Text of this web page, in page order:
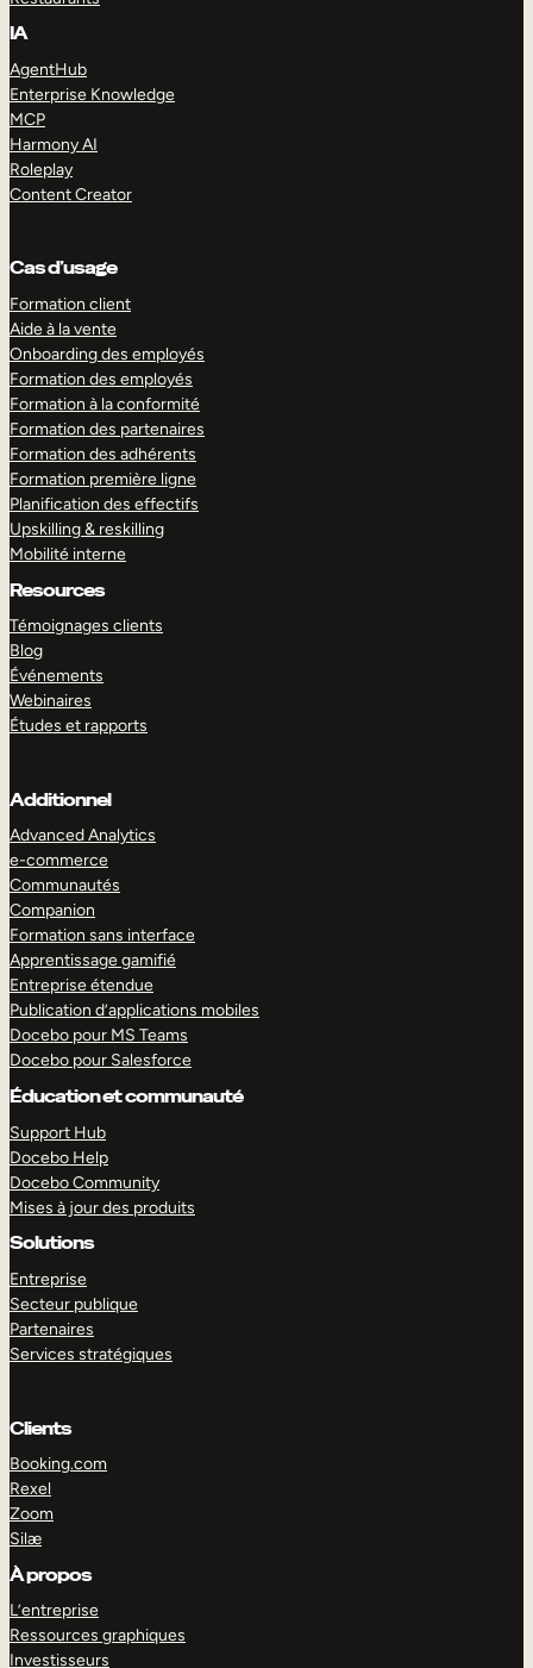
IA
AgentHub
Enterprise Knowledge
MCP
Harmony AI
Roleplay
Content Creator
Cas d’usage
Formation client
Aide à la vente
Onboarding des employés
Formation des employés
Formation à la conformité
Formation des partenaires
Formation des adhérents
Formation première ligne
Planification des effectifs
Upskilling & reskilling
Mobilité interne
Resources
Témoignages clients
Blog
Événements
Webinaires
Études et rapports
Additionnel
Advanced Analytics
e-commerce
Communautés
Companion
Formation sans interface
Apprentissage gamifié
Entreprise étendue
Publication d’applications mobiles
Docebo pour MS Teams
Docebo pour Salesforce
Éducation et communauté
Support Hub
Docebo Help
Docebo Community
Mises à jour des produits
Solutions
Entreprise
Secteur publique
Partenaires
Services stratégiques
Clients
Booking.com
Rexel
Zoom
Silæ
À propos
L’entreprise
Ressources graphiques
Investisseurs